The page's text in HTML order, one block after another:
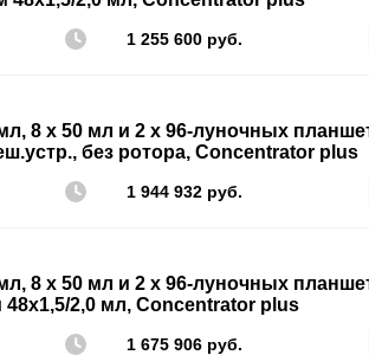
1 255 600 руб.
8 х 50 мл и 2 х 96-луночных
без ротора, Concentrator plus
1 944 932 руб.
8 х 50 мл и 2 х 96-луночных
2,0 мл, Concentrator plus
1 675 906 руб.